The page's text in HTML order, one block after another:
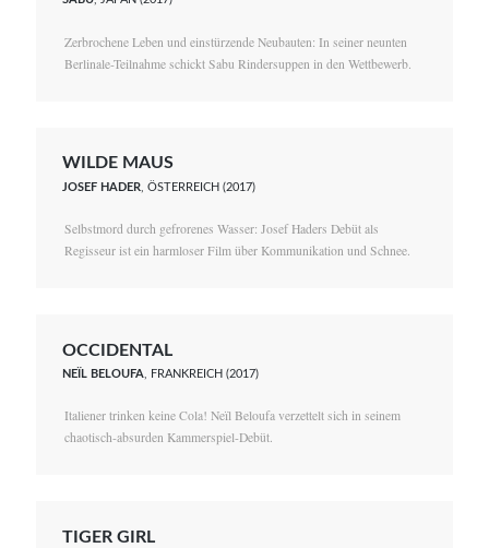
Zerbrochene Leben und einstürzende Neubauten: In seiner neunten
Berlinale-Teilnahme schickt Sabu Rindersuppen in den Wettbewerb.
WILDE MAUS
JOSEF HADER , ÖSTERREICH (2017)
Selbstmord durch gefrorenes Wasser: Josef Haders Debüt als
Regisseur ist ein harmloser Film über Kommunikation und Schnee.
OCCIDENTAL
NEÏL BELOUFA , FRANKREICH (2017)
Italiener trinken keine Cola! Neïl Beloufa verzettelt sich in seinem
chaotisch-absurden Kammerspiel-Debüt.
TIGER GIRL